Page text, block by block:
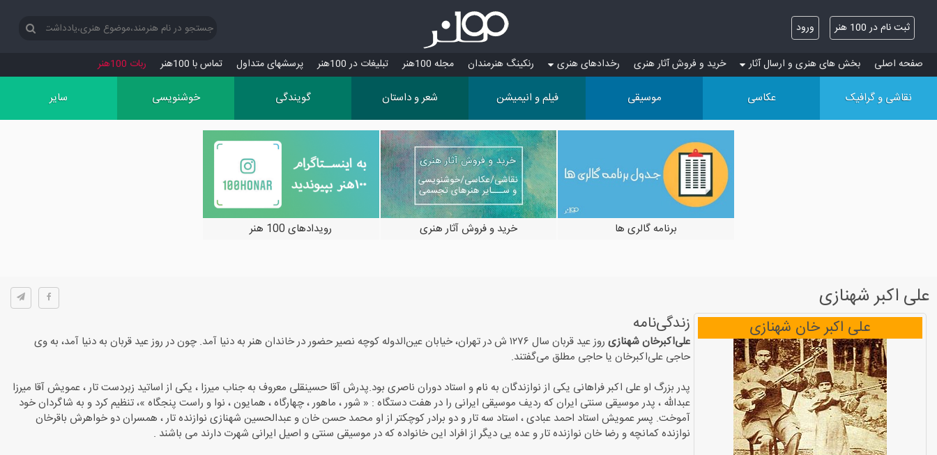
ثبت نام در 100 هنر ورود
صفحه اصلی بخش های هنری و ارسال آثار خرید و فروش آثار هنری رخدادهای هنری رنکینگ هنرمندان مجله 100هنر تبلیغات در 100هنر پرسش‏های متداول تماس با 100هنر ربات 100هنر
نقاشی و گرافیک عکاسی موسیقی فیلم و انیمیشن شعر و داستان گویندگی خوشنویسی سایر
رویدادهای 100 هنر خرید و فروش آثار هنری برنامه گالری ها
علی اکبر شهنازی
علی اکبر خان شهنازی زندگی‌نامه
علی‌اکبرخان شهنازی
روز عید قربان سال ۱۲۷۶ ش در تهران، خیابان عین‌الدوله کوچه نصیر حضور در خاندان هنر به دنیا آمد. چون در روز عید قربان به دنیا آمد، به وی
حاجی علی‌اکبرخان یا حاجی مطلق می‌گفتند.
پدر بزرگ او علی اكبر فراهانی یكی از نوازندگان به نام و استاد دوران ناصری بود.پدرش آقا حسینقلی معروف به جناب میرزا ، یكی از اساتید زبردست تار ، عمویش آقا میرزا
عبدالله ، پدر موسیقی سنتی ایران كه ردیف موسیقی ایرانی را در هفت دستگاه : « شور ، ماهور ، چهارگاه ، همایون ، نوا و راست پنجگاه »، تنظیم كرد و به شاگردان خود
آموخت. پسر عمویش استاد احمد عبادی ، استاد سه تار و دو برادر كوچكتر از او محمد حسن خان و عبدالحسین شهنازی نوازنده تار ، همسران دو خواهرش باقرخان
نوازنده كمانچه و رضا خان نوازنده تار و عده یی دیگر از افراد این خانواده كه در موسیقی سنتی و اصیل ایرانی شهرت دارند می باشند .